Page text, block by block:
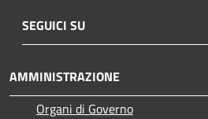
SEGUICI SU
AMMINISTRAZIONE
Organi di Governo